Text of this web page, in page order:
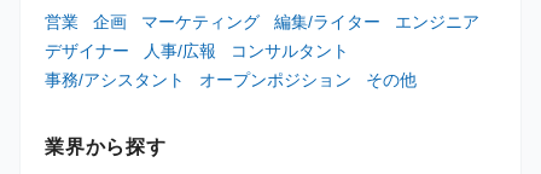
営業 企画 マーケティング 編集/ライター
エンジニア
デザイナー
人事/広報
コンサルタント
事務/アシスタント
オープンポジション その他
業界から探す